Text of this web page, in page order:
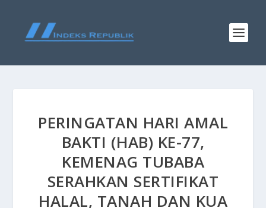
PERINGATAN HARI AMAL
BAKTI (HAB) KE-77,
KEMENAG TUBABA
SERAHKAN SERTIFIKAT
HALAL, TANAH DAN KUA